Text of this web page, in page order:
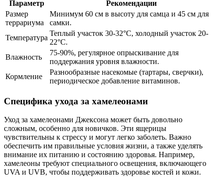
Параметр
Рекомендации
Размер
террариума
Минимум 60 см в высоту для самца и 45 см для
самки.
Температура
Теплый участок 30-32°C, холодный участок 20-
22°C.
Влажность
75-90%, регулярное опрыскивание для
поддержания уровня влажности.
Кормление
Разнообразные насекомые (тартары, сверчки),
периодическое добавление витаминов.
Специфика ухода за хамелеонами
Уход за хамелеонами Джексона может быть довольно
сложным, особенно для новичков. Эти ящерицы
чувствительны к стрессу и могут легко заболеть. Важно
обеспечить им правильные условия жизни, а также уделять
внимание их питанию и состоянию здоровья. Например,
хамелеоны требуют специального освещения, включающего
UVA и UVB, чтобы поддерживать здоровье костей и кожи.